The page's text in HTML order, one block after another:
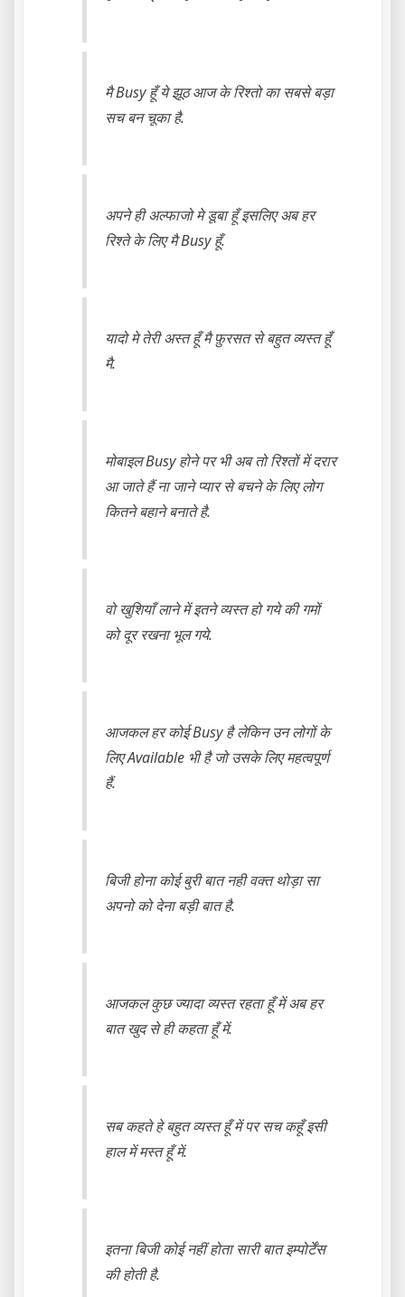
मै Busy हूँ ये झूठ आज के रिश्तो का सबसे बड़ा
सच बन चूका है.
अपने ही अल्फाजो मे डूबा हूँ इसलिए अब हर
रिश्ते के लिए मै Busy हूँ.
यादो मे तेरी अस्त हूँ मै फ़ुरसत से बहुत व्यस्त हूँ
मै.
मोबाइल Busy होने पर भी अब तो रिश्तों में दरार
आ जाते हैं ना जाने प्यार से बचने के लिए लोग
कितने बहाने बनाते है.
वो खुशियाँ लाने में इतने व्यस्त हो गये की गमों
को दूर रखना भूल गये.
आजकल हर कोई Busy है लेकिन उन लोगों के
लिए Available भी है जो उसके लिए महत्वपूर्ण
हैं.
बिजी होना कोई बुरी बात नही वक्त थोड़ा सा
अपनो को देना बड़ी बात है.
आजकल कुछ ज्यादा व्यस्त रहता हूँ में अब हर
बात खुद से ही कहता हूँ में.
सब कहते हे बहुत व्यस्त हूँ में पर सच कहूँ इसी
हाल में मस्त हूँ में.
इतना बिजी कोई नहीं होता सारी बात इम्पोर्टेंस
की होती है.